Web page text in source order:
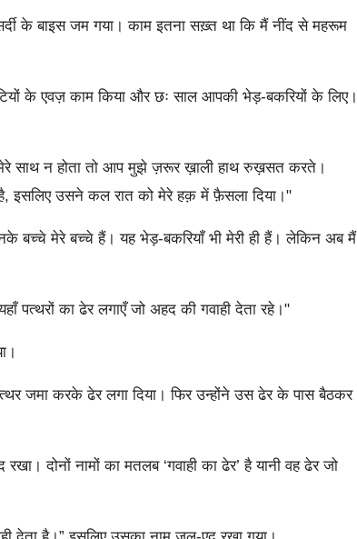
के बाइस जम गया। काम इतना सख़्त था कि मैं नींद से महरूम
के एवज़ काम किया और छः साल आपकी भेड़-बकरियों के लिए।
मेरे साथ न होता तो आप मुझे ज़रूर ख़ाली हाथ रुख़सत करते।
इसलिए उसने कल रात को मेरे हक़ में फ़ैसला दिया।"
बच्चे मेरे बच्चे हैं। यह भेड़-बकरियाँ भी मेरी ही हैं। लेकिन अब मैं
का ढेर लगाएँ जो अहद की गवाही देता रहे।"
जमा करके ढेर लगा दिया। फिर उन्होंने उस ढेर के पास बैठकर
दोनों नामों का मतलब ‘गवाही का ढेर’ है यानी वह ढेर जो